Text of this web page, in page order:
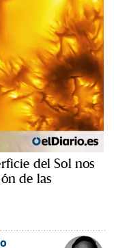
del Sol nos
de las